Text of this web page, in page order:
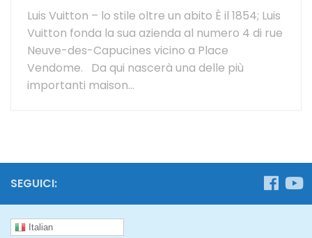
Luis Vuitton – lo stile oltre un abito È il 1854; Luis
Vuitton fonda la sua azienda al numero 4 di rue
Neuve-des-Capucines vicino a Place
Vendome. Da qui nascerà una delle più
importanti maison...
SEGUICI:
Italian